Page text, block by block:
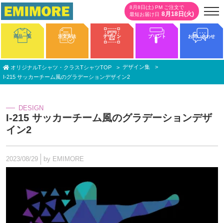
8月8日(土) PM ご注文で
最短お届け日 8月18日(火)
商品一覧 注文方法 デザイン プリント お問い合わせ
オリジナルTシャツ・クラスTシャツTOP
デザイン集
I-215 サッカーチーム風のグラデーションデザイン2
DESIGN
I-215 サッカーチーム風のグラデーションデザ
イン2
2023/08/29 by EMIMORE